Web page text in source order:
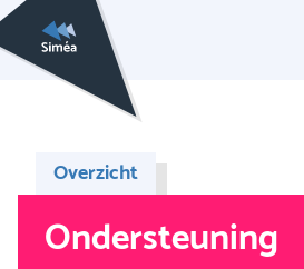
Overzicht
Ondersteuning